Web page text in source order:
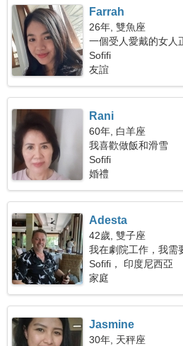
Farrah
26年, 雙魚座
一個受人愛戴的女人
Sofifi
友誼
Rani
60年, 白羊座
我喜歡做飯和滑雪
Sofifi
婚禮
Adesta
42歲, 雙子座
我在劇院工作，我需
Sofifi， 印度尼西亞
家庭
Jasmine
30年, 天秤座